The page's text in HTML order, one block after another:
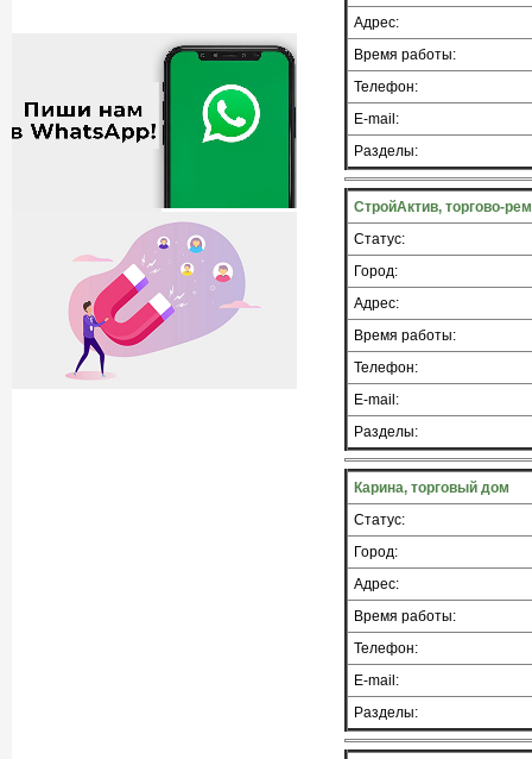
Адрес:
Время работы:
Телефон:
E-mail:
Разделы:
СтройАктив, торгово-
Статус:
Город:
Адрес:
Время работы:
Телефон:
E-mail:
Разделы:
Карина, торговый дом
Статус:
Город:
Адрес:
Время работы:
Телефон:
E-mail:
Разделы: